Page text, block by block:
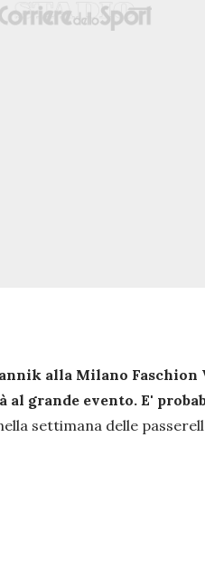
alla Milano Faschion
al grande evento. E'
settimana delle